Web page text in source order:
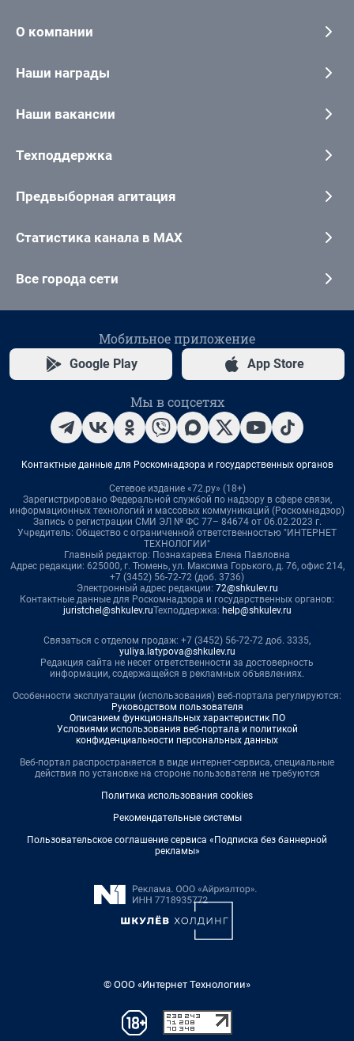
О компании
Наши награды
Наши вакансии
Техподдержка
Предвыборная агитация
Статистика канала в MAX
Все города сети
Мобильное приложение
Google Play App Store
Мы в соцсетях
Контактные данные для Роскомнадзора и государственных органов
Сетевое издание «72.ру» (18+)
Зарегистрировано Федеральной службой по надзору в сфере связи,
информационных технологий и массовых коммуникаций (Роскомнадзор)
Запись о регистрации СМИ ЭЛ № ФС 77– 84674 от 06.02.2023 г.
Учредитель: Общество с ограниченной ответственностью "ИНТЕРНЕТ
ТЕХНОЛОГИИ"
Главный редактор: Познахарева Елена Павловна
Адрес редакции: 625000, г. Тюмень, ул. Максима Горького, д. 76, офис 214,
+7 (3452) 56-72-72 (доб. 3736)
Электронный адрес редакции: 72@shkulev.ru
Контактные данные для Роскомнадзора и государственных органов:
juristchel@shkulev.ruТехподдержка: help@shkulev.ru
Связаться с отделом продаж: +7 (3452) 56-72-72 доб. 3335,
yuliya.latypova@shkulev.ru
Редакция сайта не несет ответственности за достоверность
информации, содержащейся в рекламных объявлениях.
Особенности эксплуатации (использования) веб-портала регулируются:
Руководством пользователя
Описанием функциональных характеристик ПО
Условиями использования веб-портала и политикой
конфиденциальности персональных данных
Веб-портал распространяется в виде интернет-сервиса, специальные
действия по установке на стороне пользователя не требуются
Политика использования cookies
Рекомендательные системы
Пользовательское соглашение сервиса «Подписка без баннерной
рекламы»
© ООО «Интернет Технологии»